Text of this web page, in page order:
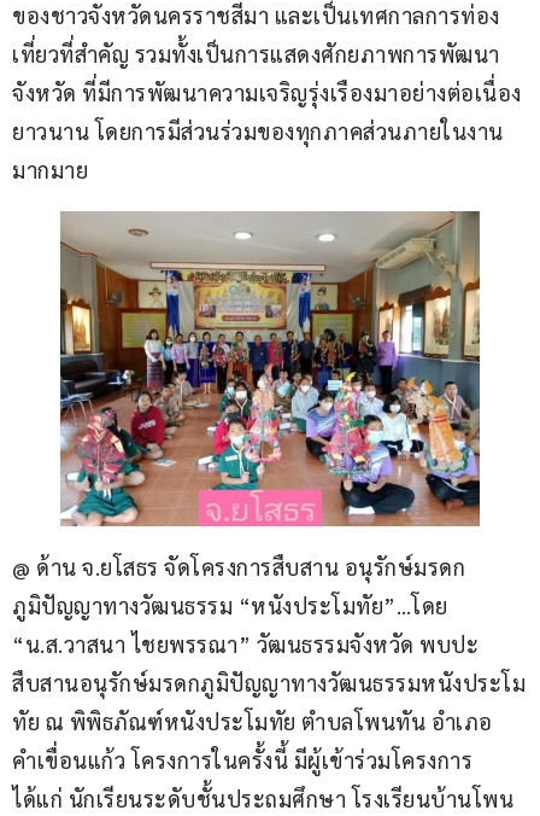
ของชาวจังหวัดนครราชสีมา และเป็นเทศกาลการท่อง
เที่ยวที่สำคัญ รวมทั้งเป็นการแสดงศักยภาพการพัฒนา
จังหวัด ที่มีการพัฒนาความเจริญรุ่งเรืองมาอย่างต่อเนื่อง
ยาวนาน โดยการมีส่วนร่วมของทุกภาคส่วนภายในงาน
มากมาย
@ ด้าน จ.ยโสธร จัดโครงการสืบสาน อนุรักษ์มรดก
ภูมิปัญญาทางวัฒนธรรม “หนังประโมทัย”…โดย
“น.ส.วาสนา ไชยพรรณา” วัฒนธรรมจังหวัด พบปะ
สืบสานอนุรักษ์มรดกภูมิปัญญาทางวัฒนธรรมหนังประโม
ทัย ณ พิพิธภัณฑ์หนังประโมทัย ตำบลโพนทัน อำเภอ
คำเขื่อนแก้ว โครงการในครั้งนี้ มีผู้เข้าร่วมโครงการ
ได้แก่ นักเรียนระดับชั้นประถมศึกษา โรงเรียนบ้านโพน